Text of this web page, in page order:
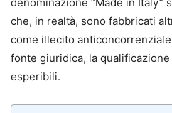
che, in realtà, sono fabbricati
come illecito
fonte giuridica, la
esperibili.